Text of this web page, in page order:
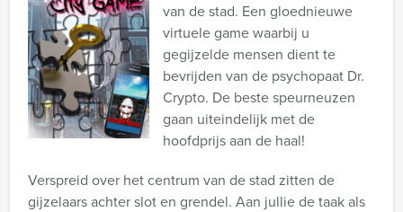
van de stad. Een gloednieuwe
virtuele game waarbij u
gegijzelde mensen dient te
bevrijden van de psychopaat Dr.
Crypto. De beste speurneuzen
gaan uiteindelijk met de
hoofdprijs aan de haal!
Verspreid over het centrum van de stad zitten de
gijzelaars achter slot en grendel. Aan jullie de taak als